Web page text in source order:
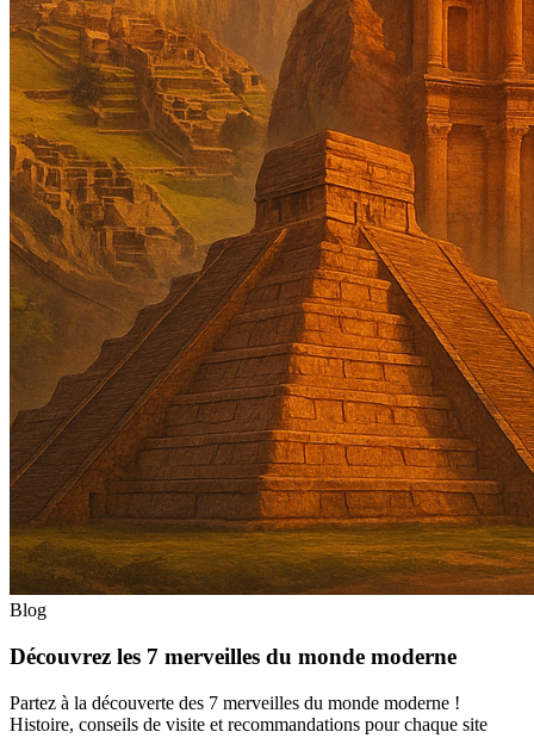
Blog
Découvrez les 7 merveilles du monde moderne
Partez à la découverte des 7 merveilles du monde moderne !
Histoire, conseils de visite et recommandations pour chaque site